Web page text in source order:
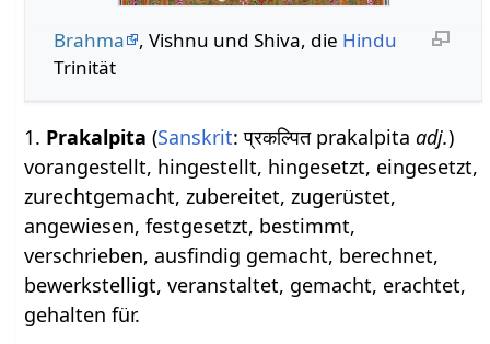
Brahma , Vishnu und Shiva, die Hindu
Trinität
1. Prakalpita (Sanskrit: प्रकल्पित prakalpitaadj.)
vorangestellt, hingestellt, hingesetzt, eingesetzt,
zurechtgemacht, zubereitet, zugerüstet,
angewiesen, festgesetzt, bestimmt,
verschrieben, ausfindig gemacht, berechnet,
bewerkstelligt, veranstaltet, gemacht, erachtet,
gehalten für.